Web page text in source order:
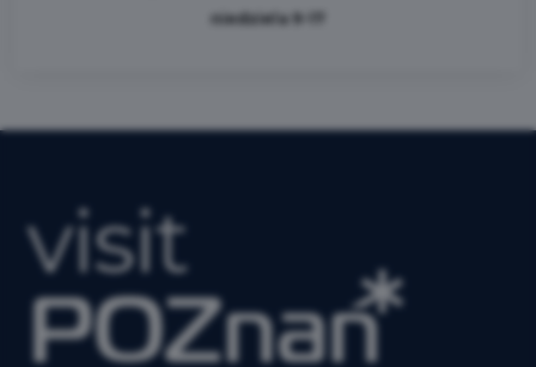
niedziela 9-17